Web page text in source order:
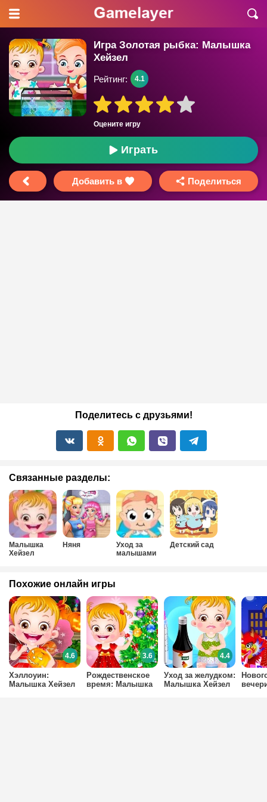
Игра Золотая рыбка: Малышка
Хейзел
Оцените игру
Рейтинг: 4.1
Играть
Добавить в Поделиться
Поделитесь с друзьями!
Связанные разделы:
Малышка
Хейзел
Няня
Уход за
малышами
Детский сад
Похожие онлайн игры
Хэллоуин:
Малышка Хейзел
4.6
Рождественское
время: Малышка
3.6
Уход за желудком:
Малышка Хейзел
4.4